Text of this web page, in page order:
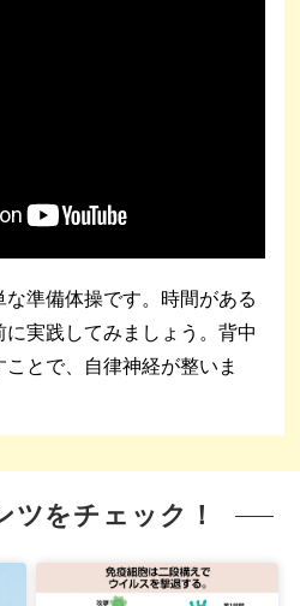
準備体操です。時間がある
実践してみましょう。背中
とで、自律神経が整いま
ツをチェック！